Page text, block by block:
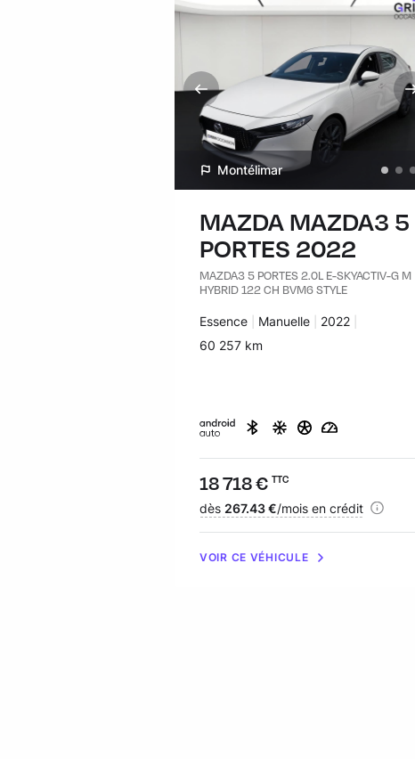
Montélimar
MAZDA MAZDA3 5
PORTES 2022
MAZDA3 5 PORTES 2.0L E-SKYACTIV-G M
HYBRID 122 CH BVM6 STYLE
Carburant :
Essence Transmission :
Manuelle Années :
2022
Kilomètres :
60 257 km
Prix :
18 718 € TTC
Financement :
dès 267.43 €/mois en crédit
VOIR CE VÉHICULE